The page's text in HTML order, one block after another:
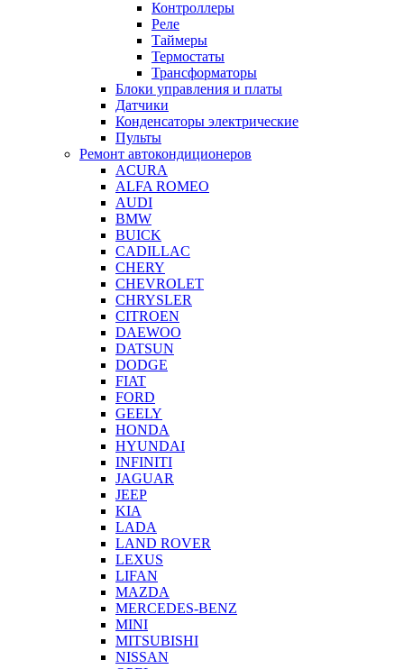
Контроллеры
Реле
Таймеры
Термостаты
Трансформаторы
Блоки управления и платы
Датчики
Конденсаторы электрические
Пульты
Ремонт автокондиционеров
ACURA
ALFA ROMEO
AUDI
BMW
BUICK
CADILLAC
CHERY
CHEVROLET
CHRYSLER
CITROEN
DAEWOO
DATSUN
DODGE
FIAT
FORD
GEELY
HONDA
HYUNDAI
INFINITI
JAGUAR
JEEP
KIA
LADA
LAND ROVER
LEXUS
LIFAN
MAZDA
MERCEDES-BENZ
MINI
MITSUBISHI
NISSAN